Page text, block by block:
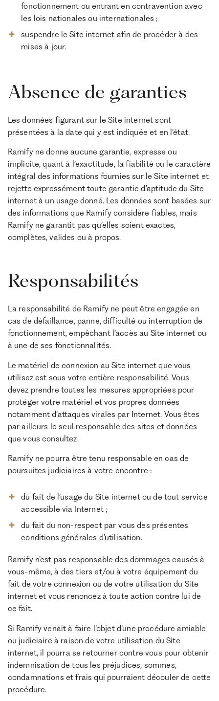
fonctionnement ou entrant en contravention avec
les lois nationales ou internationales ;
suspendre le Site internet afin de procéder à des
mises à jour.
Absence de garanties
Les données figurant sur le Site internet sont
présentées à la date qui y est indiquée et en l’état.
Ramify ne donne aucune garantie, expresse ou
implicite, quant à l’exactitude, la fiabilité ou le caractère
intégral des informations fournies sur le Site internet et
rejette expressément toute garantie d’aptitude du Site
internet à un usage donné. Les données sont basées sur
des informations que Ramify considère fiables, mais
Ramify ne garantit pas qu’elles soient exactes,
complètes, valides ou à propos.
Responsabilités
La responsabilité de Ramify ne peut être engagée en
cas de défaillance, panne, difficulté ou interruption de
fonctionnement, empêchant l’accès au Site internet ou
à une de ses fonctionnalités.
Le matériel de connexion au Site internet que vous
utilisez est sous votre entière responsabilité. Vous
devez prendre toutes les mesures appropriées pour
protéger votre matériel et vos propres données
notamment d’attaques virales par Internet. Vous êtes
par ailleurs le seul responsable des sites et données
que vous consultez.
Ramify ne pourra être tenu responsable en cas de
poursuites judiciaires à votre encontre :
du fait de l’usage du Site internet ou de tout service
accessible via Internet ;
du fait du non-respect par vous des présentes
conditions générales d’utilisation.
Ramify n’est pas responsable des dommages causés à
vous-même, à des tiers et/ou à votre équipement du
fait de votre connexion ou de votre utilisation du Site
internet et vous renoncez à toute action contre lui de
ce fait.
Si Ramify venait à faire l’objet d’une procédure amiable
ou judiciaire à raison de votre utilisation du Site
internet, il pourra se retourner contre vous pour obtenir
indemnisation de tous les préjudices, sommes,
condamnations et frais qui pourraient découler de cette
procédure.